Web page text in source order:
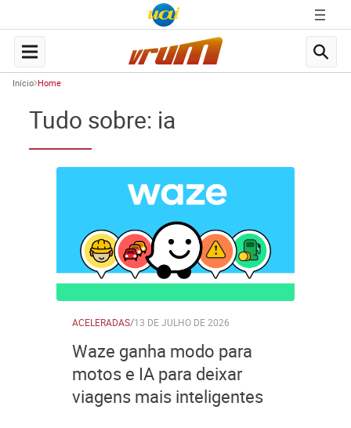
Início Home
Tudo sobre: ia
ACELERADAS/13 DE JULHO DE 2026
Waze ganha modo para
motos e IA para deixar
viagens mais inteligentes